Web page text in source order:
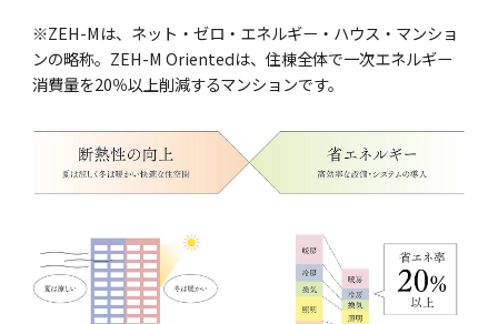
※ZEH-Mは、ネット・ゼロ・エネルギー・ハウス・マンショ
ンの略称。ZEH-M Orientedは、住棟全体で一次エネルギー
消費量を20％以上削減するマンションです。